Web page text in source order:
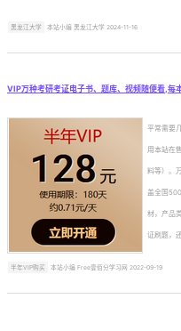
黑龙江大学 本站小编 黑龙江大学 2024-11-16
VIP万种考研考证电子书、题库、视频随便看,每
平常需要
用本站在
料等）。
盖全国
材，产品
证刷题，
半年VIP购买 本站小编 Free壹佰分学习网 2022-09-19